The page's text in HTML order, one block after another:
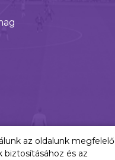
az oldalunk megfelelő
biztosításához és az